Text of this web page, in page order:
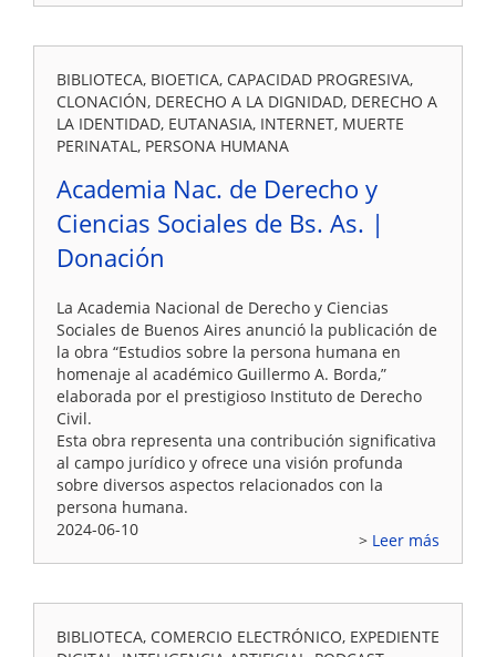
BIBLIOTECA, BIOETICA, CAPACIDAD PROGRESIVA,
CLONACIÓN, DERECHO A LA DIGNIDAD, DERECHO A
LA IDENTIDAD, EUTANASIA, INTERNET, MUERTE
PERINATAL, PERSONA HUMANA
Academia Nac. de Derecho y
Ciencias Sociales de Bs. As. |
Donación
La Academia Nacional de Derecho y Ciencias
Sociales de Buenos Aires anunció la publicación de
la obra “Estudios sobre la persona humana en
homenaje al académico Guillermo A. Borda,”
elaborada por el prestigioso Instituto de Derecho
Civil.
Esta obra representa una contribución significativa
al campo jurídico y ofrece una visión profunda
sobre diversos aspectos relacionados con la
persona humana.
2024-06-10
Leer más
BIBLIOTECA, COMERCIO ELECTRÓNICO, EXPEDIENTE